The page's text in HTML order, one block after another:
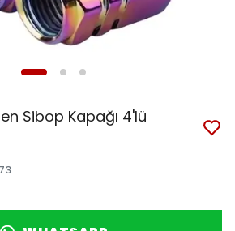
Sibop Kapağı 4'lü